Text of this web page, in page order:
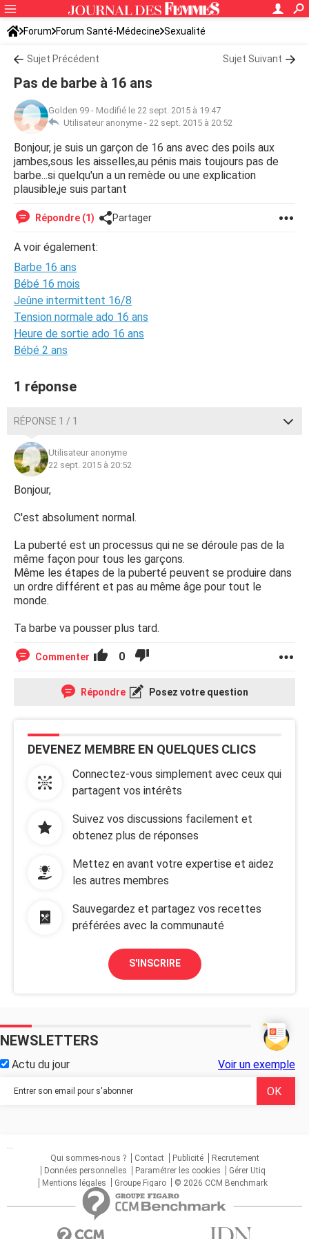
Forum Forum Santé-Médecine Sexualité
Sujet Précédent Sujet Suivant
Pas de barbe à 16 ans
Golden 99 - Modifié le 22 sept. 2015 à 19:47
Utilisateur anonyme - 22 sept. 2015 à 20:52
Bonjour, je suis un garçon de 16 ans avec des poils aux
jambes,sous les aisselles,au pénis mais toujours pas de
barbe...si quelqu'un a un remède ou une explication
plausible,je suis partant
Répondre (1) Partager
A voir également:
Barbe 16 ans
Bébé 16 mois
Jeûne intermittent 16/8
Tension normale ado 16 ans
Heure de sortie ado 16 ans
Bébé 2 ans
1 réponse
RÉPONSE 1 / 1
Utilisateur anonyme
22 sept. 2015 à 20:52
Bonjour,
C'est absolument normal.
La puberté est un processus qui ne se déroule pas de la
même façon pour tous les garçons.
Même les étapes de la puberté peuvent se produire dans
un ordre différent et pas au même âge pour tout le
monde.
Ta barbe va pousser plus tard.
Commenter 0
Répondre Posez votre question
DEVENEZ MEMBRE EN QUELQUES CLICS
Connectez-vous simplement avec ceux qui
partagent vos intérêts
Suivez vos discussions facilement et
obtenez plus de réponses
Mettez en avant votre expertise et aidez
les autres membres
Sauvegardez et partagez vos recettes
préférées avec la communauté
S'INSCRIRE
NEWSLETTERS
Actu du jour Voir un exemple
...
Qui sommes-nous ?
Contact Publicité
Recrutement
Données personnelles
Paramétrer les cookies
Gérer Utiq
Mentions légales
Groupe Figaro © 2026 CCM Benchmark